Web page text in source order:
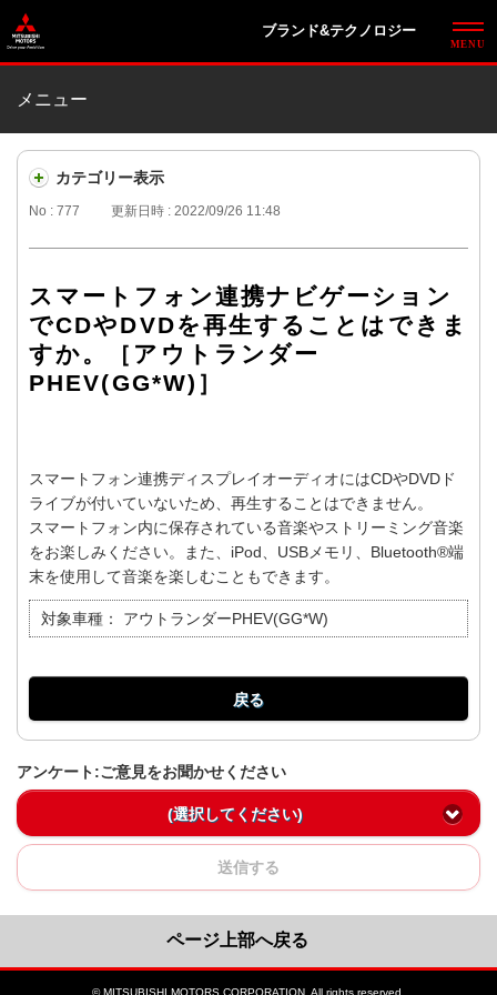
ブランド&テクノロジー
メニュー
カテゴリー表示
No : 777 更新日時 : 2022/09/26 11:48
スマートフォン連携ナビゲーション
でCDやDVDを再生することはできま
すか。［アウトランダー
PHEV(GG*W)］
スマートフォン連携ディスプレイオーディオにはCDやDVDド
ライブが付いていないため、再生することはできません。
スマートフォン内に保存されている音楽やストリーミング音楽
をお楽しみください。また、iPod、USBメモリ、Bluetooth®端
末を使用して音楽を楽しむこともできます。
対象車種： アウトランダーPHEV(GG*W)
戻る
アンケート:ご意見をお聞かせください
(選択してください)
送信する
ページ上部へ戻る
© MITSUBISHI MOTORS CORPORATION. All rights reserved.